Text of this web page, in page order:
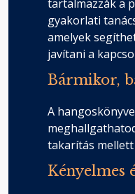
tartalmazzák a
gyakorlati
amelyek
javítani a
Bármikor,
A
takarítás
Kényelmes